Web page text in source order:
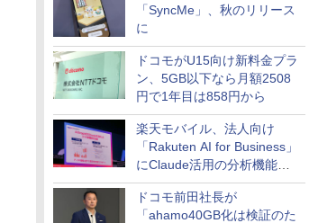
「SyncMe」、秋のリリース
に
ドコモがU15向け新料金プラ
ン、5GB以下なら月額2508
円で1年目は858円から
楽天モバイル、法人向け
「Rakuten AI for Business」
にClaude活用の分析機能な
どを追加
ドコモ前田社長が
「ahamo40GB化は検証のた